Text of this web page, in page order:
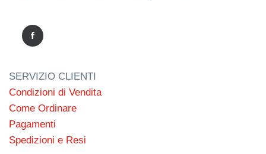
SERVIZIO CLIENTI
Condizioni di Vendita
Come Ordinare
Pagamenti
Spedizioni e Resi